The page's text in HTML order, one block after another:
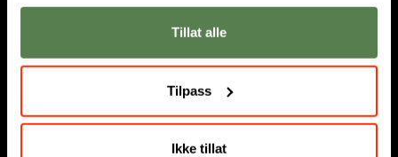
Tillat alle
Tilpass
Ikke tillat
Om oss
Hos Noroff studerer fremtidens digitale innovatører.
Utdanningstilbudet består av
Vi har campus iOsloogBergen. Sammen med den svenske
er Noroff en del av et større nordisk